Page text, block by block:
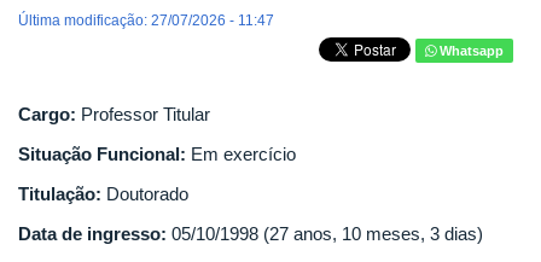
Última modificação: 27/07/2026 - 11:47
Whatsapp
Cargo: Professor Titular
Situação Funcional: Em exercício
Titulação: Doutorado
Data de ingresso: 05/10/1998 (27 anos, 10 meses, 3 dias)